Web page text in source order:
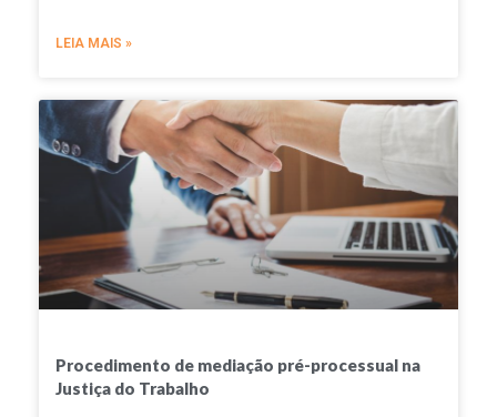
LEIA MAIS »
Procedimento de mediação pré-processual na
Justiça do Trabalho